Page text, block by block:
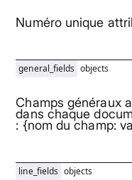
Numéro unique
general_fields objects
Champs généraux
dans chaque
: {nom du champ:
line_fields objects